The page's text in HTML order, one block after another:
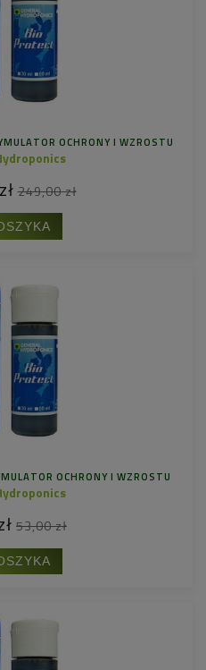
OCHRONY I WZROSTU
249,00 zł
OCHRONY I WZROSTU
53,00 zł